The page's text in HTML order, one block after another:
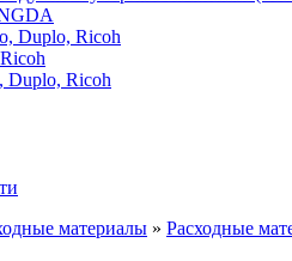
Duplo, Ricoh
Duplo, Ricoh
материалы » Расходные